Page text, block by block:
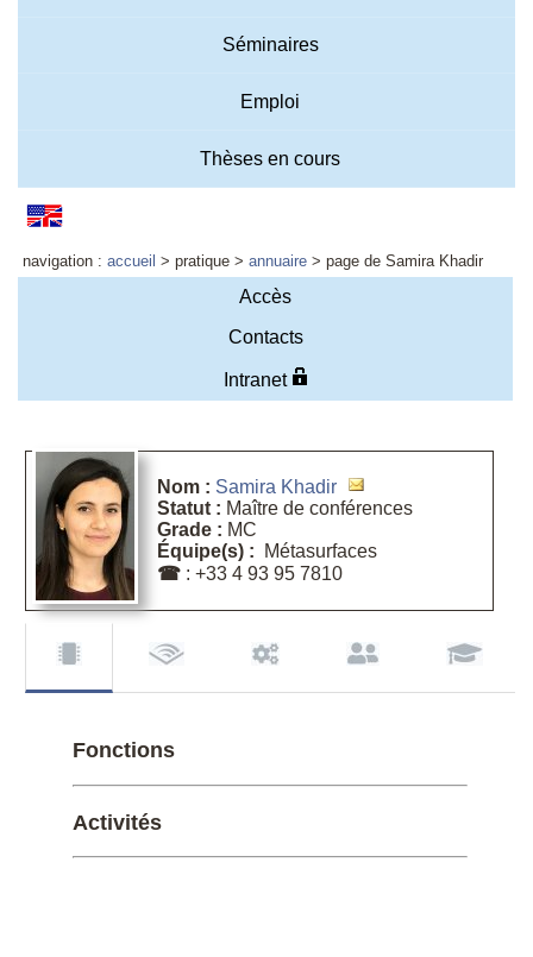
Séminaires
Emploi
Thèses en cours
navigation :accueil > pratique >annuaire > page de Samira Khadir
Accès
Contacts
Intranet
Nom : Samira Khadir
Statut : Maître de conférences
Grade : MC
Équipe(s) :
Métasurfaces
☎ : +33 4 93 95 7810
Fonctions
Activités